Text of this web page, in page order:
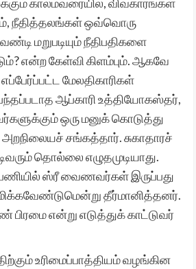
நீதித்தலங்கள் ஒவ்வொரு
மறுபடியும் நீதிபதிகளை
என்ற கேள்வி கிளம்பும். ஆகவே
மேலதிகாரிகள்
ஆப்காரி உத்தியோகஸ்தர்,
ஒரு மனுக் கொடுத்து
சங்கத்தார். சுகாதாரச்
தொல்லை எழுதமுடியாது.
ஸ்ரீ வைணவர்கள் இருப்பது
தீர்மானித்தனர்.
என்று எடுத்துக் காட்டுவர்
உரிமைப்பாத்தியம் வழங்கின
தளத்தின் சேவை
சொல்லில்
வளர்ந்து
எழுத்தாளர்களுக்கு
சிறந்த பயிற்சிக்களம்
இந்த தளம்.